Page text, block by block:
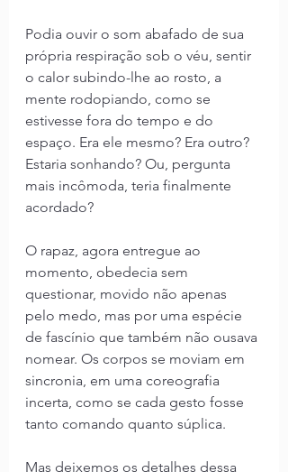
Podia ouvir o som abafado de sua
própria respiração sob o véu, sentir
o calor subindo-lhe ao rosto, a
mente rodopiando, como se
estivesse fora do tempo e do
espaço. Era ele mesmo? Era outro?
Estaria sonhando? Ou, pergunta
mais incômoda, teria finalmente
acordado?
O rapaz, agora entregue ao
momento, obedecia sem
questionar, movido não apenas
pelo medo, mas por uma espécie
de fascínio que também não ousava
nomear. Os corpos se moviam em
sincronia, em uma coreografia
incerta, como se cada gesto fosse
tanto comando quanto súplica.
Mas deixemos os detalhes dessa